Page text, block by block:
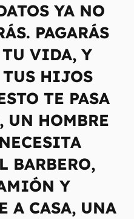
YA NO
PAGARÁS
TU VIDA, Y
TUS HIJOS
TE PASA
UN HOMBRE
BARBERO,
Y
A CASA, UNA